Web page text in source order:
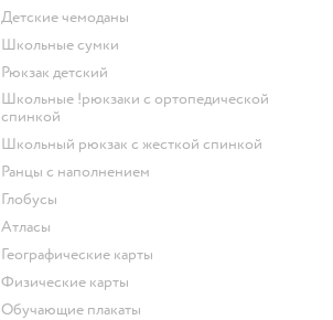
Детские чемоданы
Школьные сумки
Рюкзак детский
Школьные !рюкзаки с ортопедической
спинкой
Школьный рюкзак с жесткой спинкой
Ранцы с наполнением
Глобусы
Атласы
Географические карты
Физические карты
Обучающие плакаты